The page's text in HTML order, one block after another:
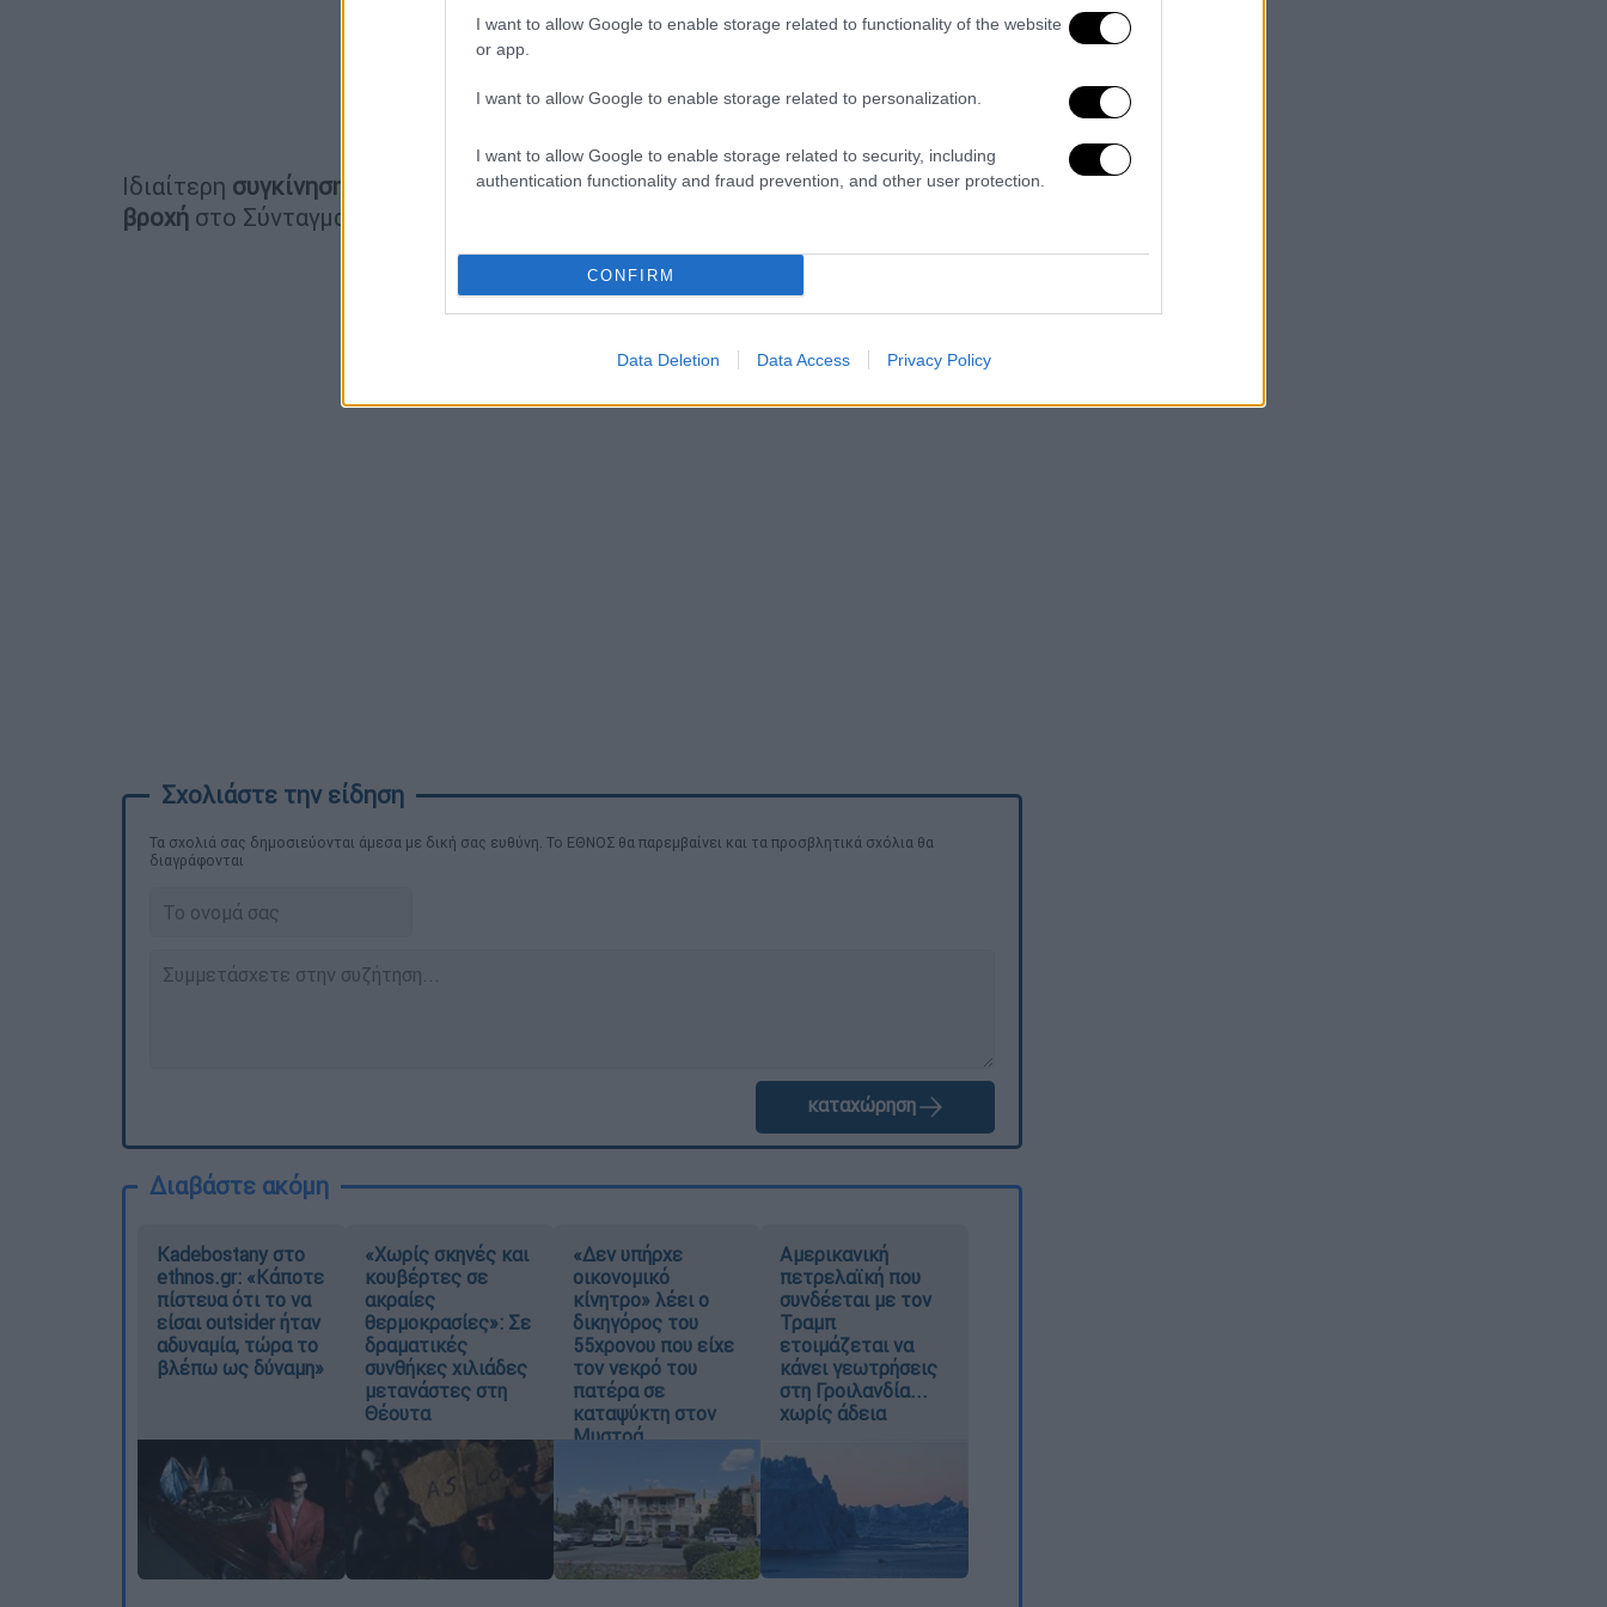
I want to allow Google to enable storage related to functionality of the website
or app.
I want to allow Google to enable storage related to personalization.
I want to allow Google to enable storage related to security, including
authentication functionality and fraud prevention, and other user protection.
CONFIRM
Data Deletion Data Access Privacy Policy
Ιδιαίτερη συγκίνηση προκάλεσε οπερήφανος χορός των Ποντίων υπό σφοδρή
βροχή στο Σύνταγμα, με τις
Τα σχολιά σας δημοσιεύονται άμεσα με δική σας ευθύνη. Το ΕΘΝΟΣ θα παρεμβαίνει και τα προσβλητικά σχόλια θα
διαγράφονται
καταχώρηση
Διαβάστε ακόμη
Kadebostany στο
ethnos.gr: «Κάποτε
πίστευα ότι το να
είσαι outsider ήταν
αδυναμία, τώρα το
βλέπω ως δύναμη»
«Χωρίς σκηνές και
κουβέρτες σε
ακραίες
θερμοκρασίες»: Σε
δραματικές
συνθήκες χιλιάδες
μετανάστες στη
Θέουτα
«Δεν υπήρχε
οικονομικό
κίνητρο» λέει ο
δικηγόρος του
55χρονου που είχε
τον νεκρό του
πατέρα σε
καταψύκτη στον
Μυστρά
Αμερικανική
πετρελαϊκή που
συνδέεται με τον
Τραμπ
ετοιμάζεται να
κάνει γεωτρήσεις
στη Γροιλανδία...
χωρίς άδεια